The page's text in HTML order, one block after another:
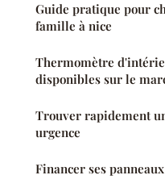
Guide pratique pour
famille à nice
Thermomètre
disponibles sur le
Trouver rapidement
urgence
Financer ses